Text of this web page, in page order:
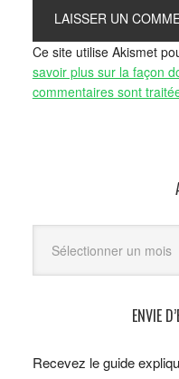
Ce site utilise Akismet
savoir plus sur la façon
commentaires sont
ENVIE
Recevez le guide